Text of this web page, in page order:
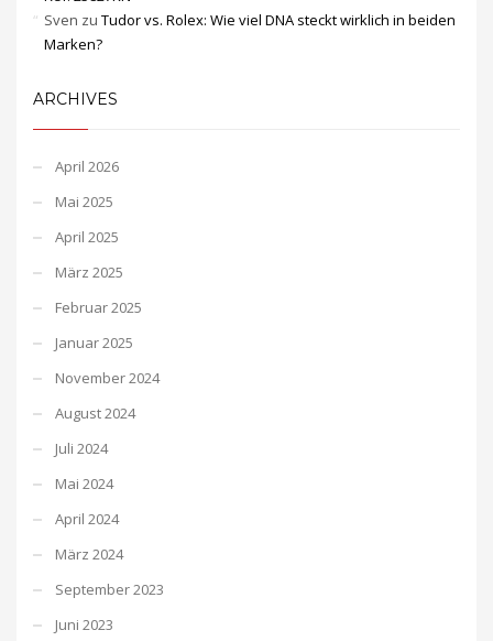
Sven zu Tudor vs. Rolex: Wie viel DNA steckt wirklich in beiden
Marken?
ARCHIVES
April 2026
Mai 2025
April 2025
März 2025
Februar 2025
Januar 2025
November 2024
August 2024
Juli 2024
Mai 2024
April 2024
März 2024
September 2023
Juni 2023